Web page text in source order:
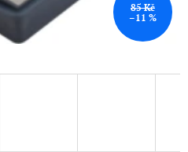
85 Kč
–11 %